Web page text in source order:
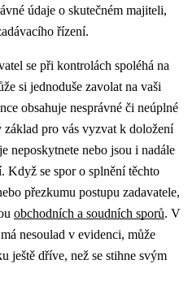
údaje o skutečném majiteli,
řízení.
se při kontrolách spoléhá na
si jednoduše zavolat na vaši
obsahuje nesprávné či neúplné
základ pro vás vyzvat k doložení
neposkytnete nebo jsou i nadále
Když se spor o splnění těchto
přezkumu postupu zadavatele,
obchodních a soudních sporů. V
nesoulad v evidenci, může
ještě dříve, než se stihne svým